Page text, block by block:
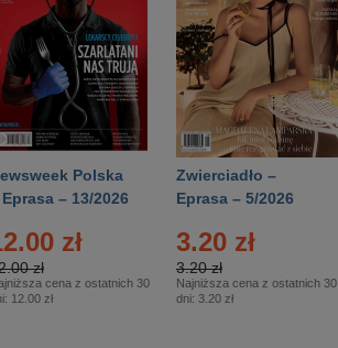
Polska
– 13/2026
zł
zł
cena z ostatnich 30
12.00 zł
Zwierciadło –
Eprasa – 5/2026
3.20 zł
3.20 zł
Najniższa cena z ostatnich 30
dni: 3.20 zł